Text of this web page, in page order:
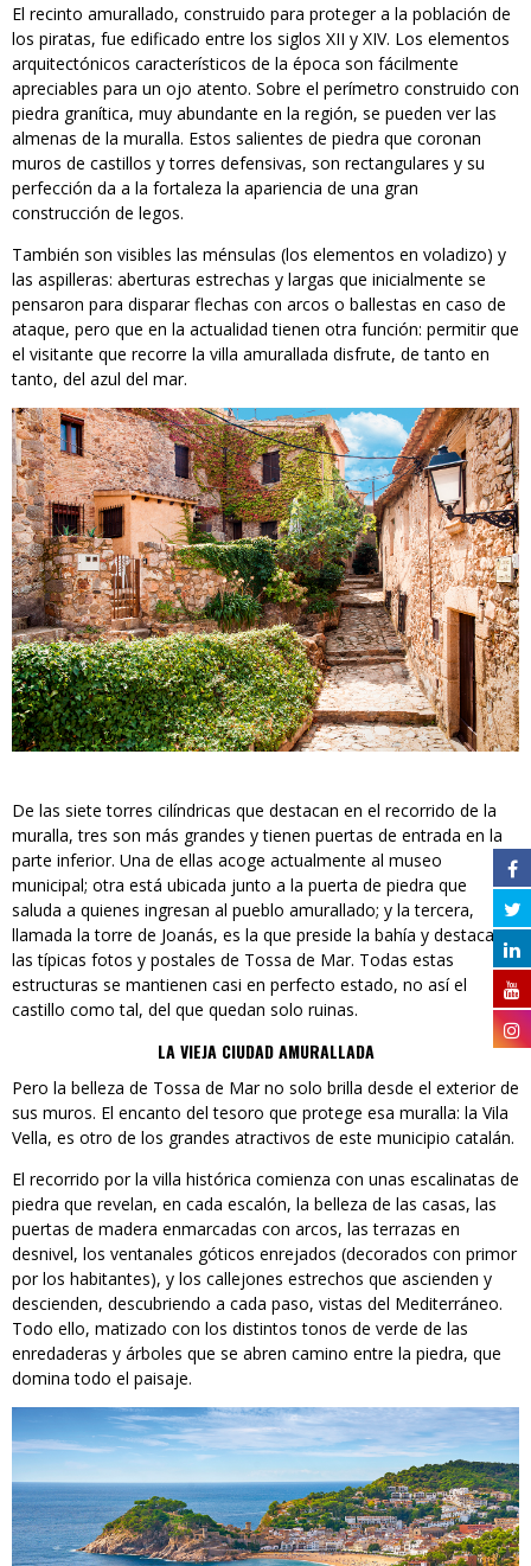
El recinto amurallado, construido para proteger a la población de
los piratas, fue edificado entre los siglos XII y XIV. Los elementos
arquitectónicos característicos de la época son fácilmente
apreciables para un ojo atento. Sobre el perímetro construido con
piedra granítica, muy abundante en la región, se pueden ver las
almenas de la muralla. Estos salientes de piedra que coronan
muros de castillos y torres defensivas, son rectangulares y su
perfección da a la fortaleza la apariencia de una gran
construcción de legos.
También son visibles las ménsulas (los elementos en voladizo) y
las aspilleras: aberturas estrechas y largas que inicialmente se
pensaron para disparar flechas con arcos o ballestas en caso de
ataque, pero que en la actualidad tienen otra función: permitir que
el visitante que recorre la villa amurallada disfrute, de tanto en
tanto, del azul del mar.
De las siete torres cilíndricas que destacan en el recorrido de la
muralla, tres son más grandes y tienen puertas de entrada en la
parte inferior. Una de ellas acoge actualmente al museo
municipal; otra está ubicada junto a la puerta de piedra que
saluda a quienes ingresan al pueblo amurallado; y la tercera,
llamada la torre de Joanás, es la que preside la bahía y destaca en
las típicas fotos y postales de Tossa de Mar. Todas estas
estructuras se mantienen casi en perfecto estado, no así el
castillo como tal, del que quedan solo ruinas.
LA VIEJA CIUDAD AMURALLADA
Pero la belleza de Tossa de Mar no solo brilla desde el exterior de
sus muros. El encanto del tesoro que protege esa muralla: la Vila
Vella, es otro de los grandes atractivos de este municipio catalán.
El recorrido por la villa histórica comienza con unas escalinatas de
piedra que revelan, en cada escalón, la belleza de las casas, las
puertas de madera enmarcadas con arcos, las terrazas en
desnivel, los ventanales góticos enrejados (decorados con primor
por los habitantes), y los callejones estrechos que ascienden y
descienden, descubriendo a cada paso, vistas del Mediterráneo.
Todo ello, matizado con los distintos tonos de verde de las
enredaderas y árboles que se abren camino entre la piedra, que
domina todo el paisaje.